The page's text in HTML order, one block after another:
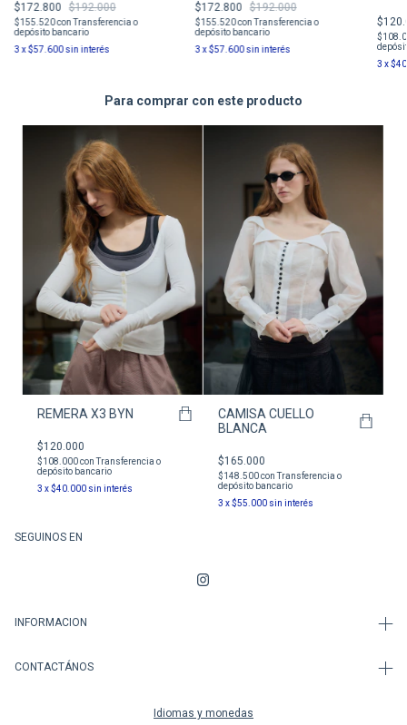
$172.800 $192.000
$155.520con Transferencia o
depósito bancario
3 x$57.600sin interés
$172.800 $192.000
$155.520con Transferencia o
depósito bancario
3 x$57.600sin interés
3 x
Para comprar con este producto
REMERA X3 BYN
$120.000
$108.000con
Transferencia o
depósito bancario
3 x$40.000sin interés
CAMISA CUELLO
BLANCA
$165.000
$148.500con
Transferencia o
depósito bancario
3 x$55.000sin interés
SEGUINOS EN
INFORMACION
CONTACTÁNOS
Idiomas y monedas